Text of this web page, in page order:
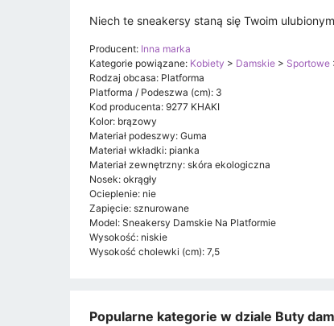
Niech te sneakersy staną się Twoim
Producent: Inna marka
Kategorie powiązane: Kobiety > Damskie > Sportowe
Rodzaj obcasa: Platforma
Platforma / Podeszwa (cm): 3
Kod producenta: 9277 KHAKI
Kolor: brązowy
Materiał podeszwy: Guma
Materiał wkładki: pianka
Materiał zewnętrzny: skóra ekologiczna
Nosek: okrągły
Ocieplenie: nie
Zapięcie: sznurowane
Model: Sneakersy Damskie Na Platformie
Wysokość: niskie
Wysokość cholewki (cm): 7,5
Popularne kategorie w dziale Buty